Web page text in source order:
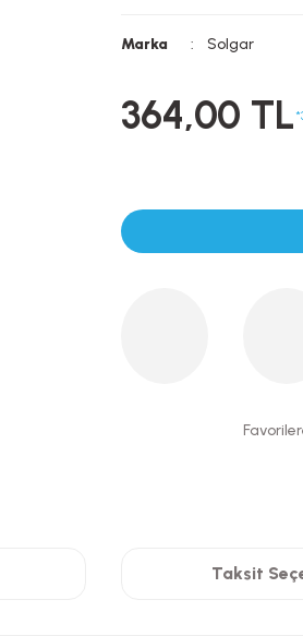
Marka Solgar
364,00 TL
Taksit